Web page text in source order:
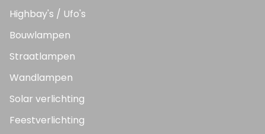
Highbay's / Ufo's
Bouwlampen
Straatlampen
Wandlampen
Solar verlichting
Feestverlichting